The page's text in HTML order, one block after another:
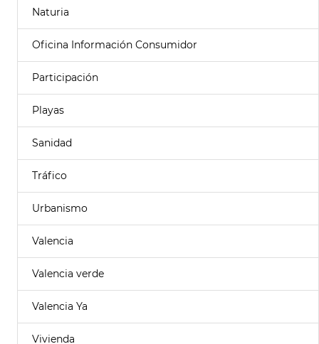
Naturia
Oficina Información Consumidor
Participación
Playas
Sanidad
Tráfico
Urbanismo
Valencia
Valencia verde
Valencia Ya
Vivienda